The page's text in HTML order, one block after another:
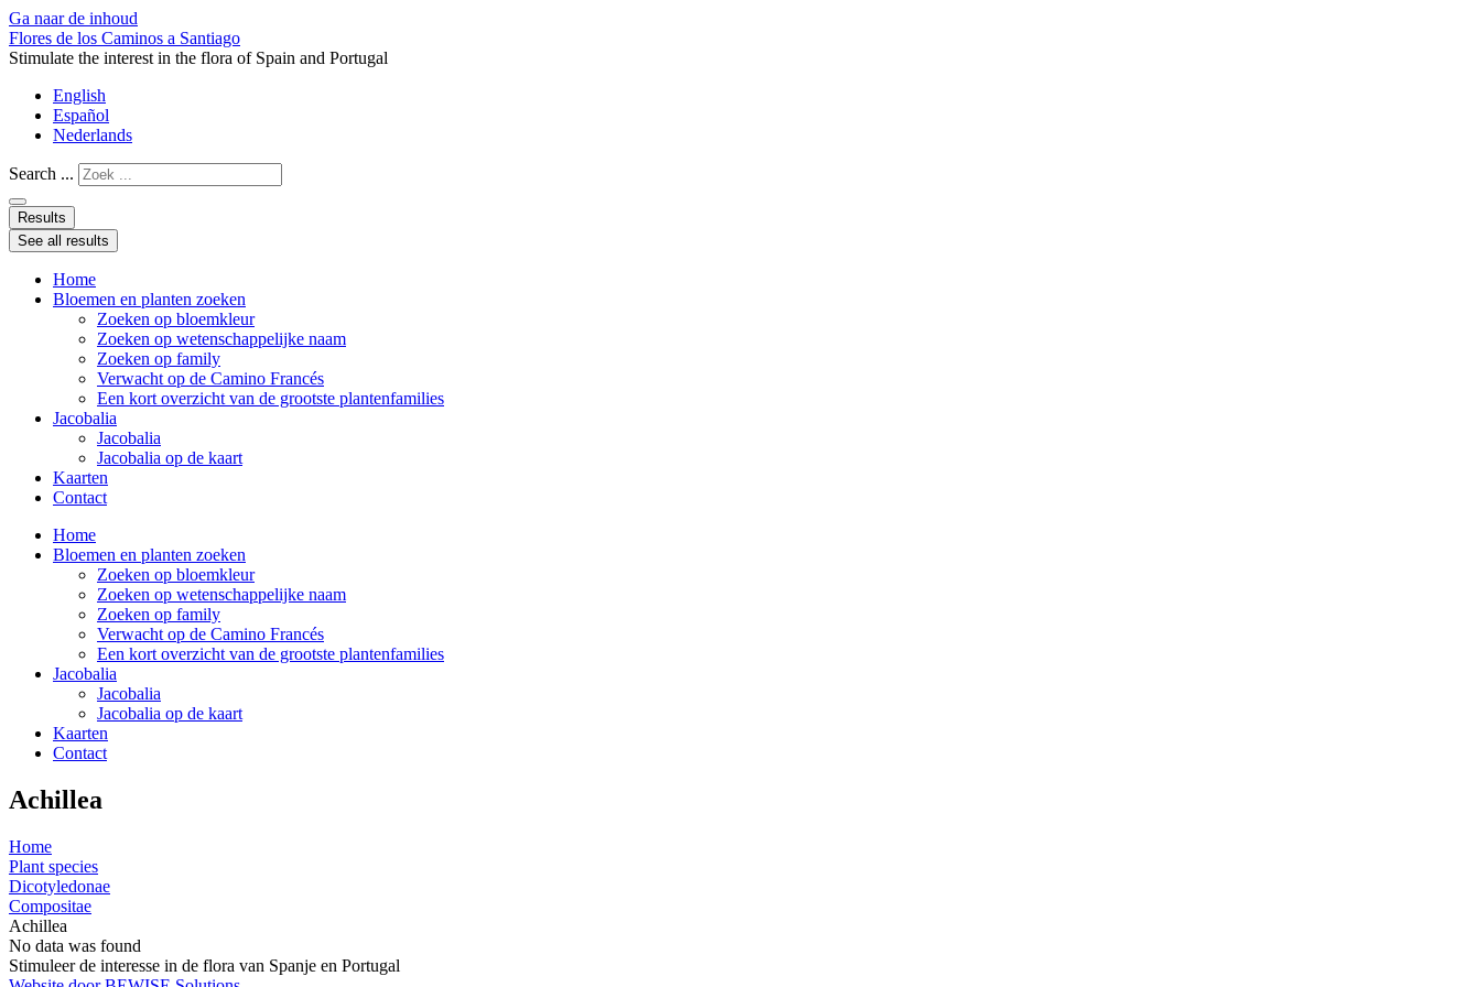
Ga naar de inhoud
Flores de los Caminos a Santiago
Stimulate the interest in the flora of Spain and Portugal
English
Español
Nederlands
Search ...
Results
See all results
Home
Bloemen en planten zoeken
Zoeken op bloemkleur
Zoeken op wetenschappelijke naam
Zoeken op family
Verwacht op de Camino Francés
Een kort overzicht van de grootste plantenfamilies
Jacobalia
Jacobalia
Jacobalia op de kaart
Kaarten
Contact
Home
Bloemen en planten zoeken
Zoeken op bloemkleur
Zoeken op wetenschappelijke naam
Zoeken op family
Verwacht op de Camino Francés
Een kort overzicht van de grootste plantenfamilies
Jacobalia
Jacobalia
Jacobalia op de kaart
Kaarten
Contact
Achillea
Home
Plant species
Dicotyledonae
Compositae
Achillea
No data was found
Stimuleer de interesse in de flora van Spanje en Portugal